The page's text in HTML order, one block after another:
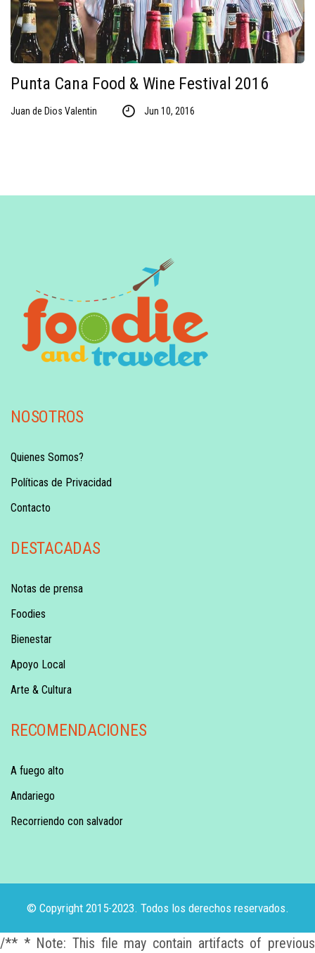
Punta Cana Food & Wine Festival 2016
Juan de Dios Valentin Jun 10, 2016
NOSOTROS
Quienes Somos?
Políticas de Privacidad
Contacto
DESTACADAS
Notas de prensa
Foodies
Bienestar
Apoyo Local
Arte & Cultura
RECOMENDACIONES
A fuego alto
Andariego
Recorriendo con salvador
© Copyright 2015-2023. Todos los derechos reservados.
/** * Note: This file may contain artifacts of previous